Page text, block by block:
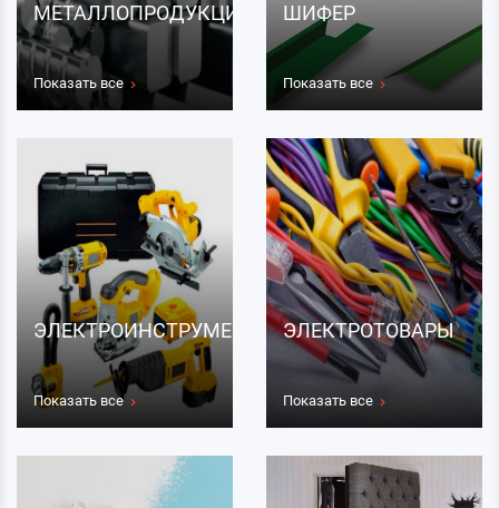
МЕТАЛЛОПРОДУКЦИЯ
Показать все
ШИФЕР
Показать все
ЭЛЕКТРОИНСТРУМЕНТЫ
Показать все
ЭЛЕКТРОТОВАРЫ
Показать все